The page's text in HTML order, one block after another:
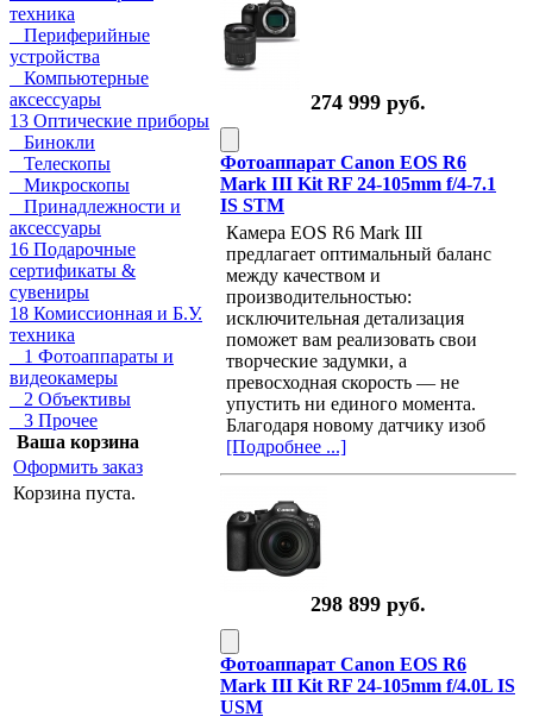
техника
Периферийные
устройства
Компьютерные
аксессуары
13 Оптические приборы
Бинокли
Телескопы
Микроскопы
Принадлежности и
аксессуары
16 Подарочные
сертификаты &
сувениры
18 Комиссионная и Б.У.
техника
1 Фотоаппараты и
видеокамеры
2 Объективы
3 Прочее
Ваша корзина
Оформить заказ
Корзина пуста.
274 999 руб.
Фотоаппарат Canon EOS R6
Mark III Kit RF 24-105mm f/4-7.1
IS STM
Камера EOS R6 Mark III
предлагает оптимальный баланс
между качеством и
производительностью:
исключительная детализация
поможет вам реализовать свои
творческие задумки, а
превосходная скорость — не
упустить ни единого момента.
Благодаря новому датчику изоб
[Подробнее ...]
298 899 руб.
Фотоаппарат Canon EOS R6
Mark III Kit RF 24-105mm f/4.0L IS
USM